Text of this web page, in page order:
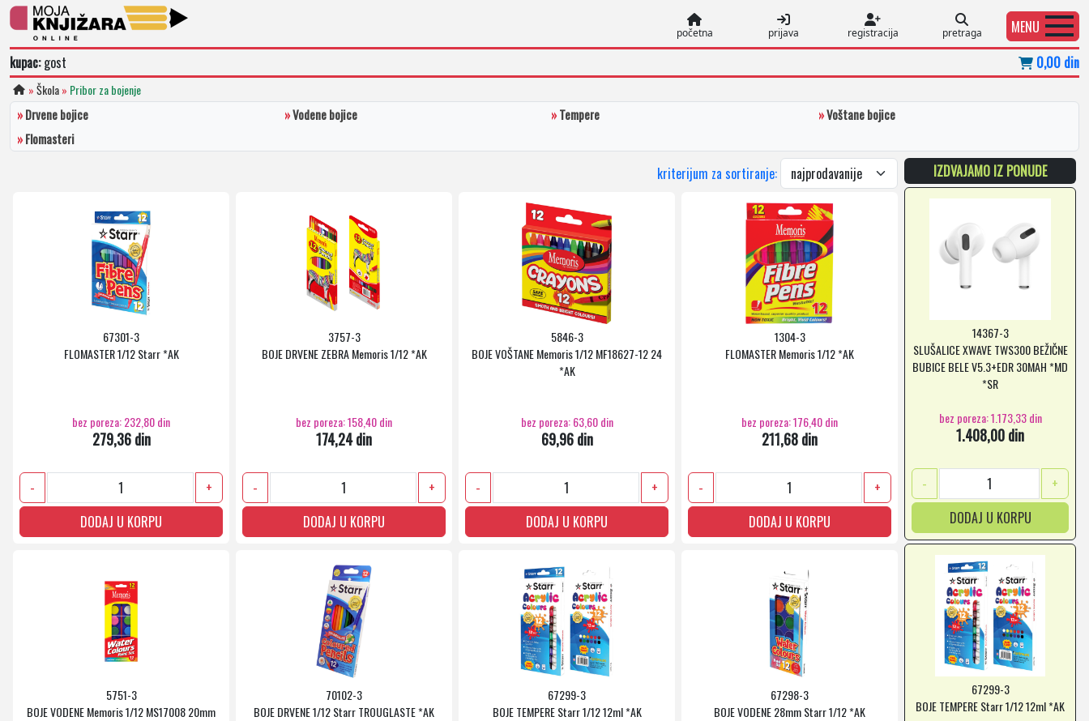
početna prijava registracija pretraga
MENU
kupac:gost 0,00 din
»Škola» Pribor za bojenje
»Drvene bojice »Vodene bojice »Tempere »Voštane bojice
»Flomasteri
kriterijum za sortiranje:
67301-3
FLOMASTER 1/12 Starr *AK
bez poreza: 232,80 din
279,36 din
-
+
DODAJ U KORPU
3757-3
BOJE DRVENE ZEBRA Memoris 1/12 *AK
bez poreza: 158,40 din
174,24 din
-
+
DODAJ U KORPU
5846-3
BOJE VOŠTANE Memoris 1/12 MF18627-12 24
*AK
bez poreza: 63,60 din
69,96 din
-
+
DODAJ U KORPU
1304-3
FLOMASTER Memoris 1/12 *AK
bez poreza: 176,40 din
211,68 din
-
+
DODAJ U KORPU
5751-3
BOJE VODENE Memoris 1/12 MS17008 20mm
70102-3
BOJE DRVENE 1/12 Starr TROUGLASTE *AK
67299-3
BOJE TEMPERE Starr 1/12 12ml *AK
67298-3
BOJE VODENE 28mm Starr 1/12 *AK
IZDVAJAMO IZ PONUDE
14367-3
SLUŠALICE XWAVE TWS300 BEŽIČNE
BUBICE BELE V5.3+EDR 30MAH *MD
*SR
bez poreza: 1.173,33 din
1.408,00 din
-
+
DODAJ U KORPU
67299-3
BOJE TEMPERE Starr 1/12 12ml *AK